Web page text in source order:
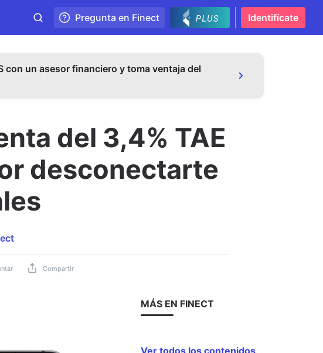
Pregunta en Finect Identifícate
con un asesor financiero y toma ventaja del
del 3,4% TAE
desconectarte
Compartir
MÁS EN FINECT
Ver todos los contenidos